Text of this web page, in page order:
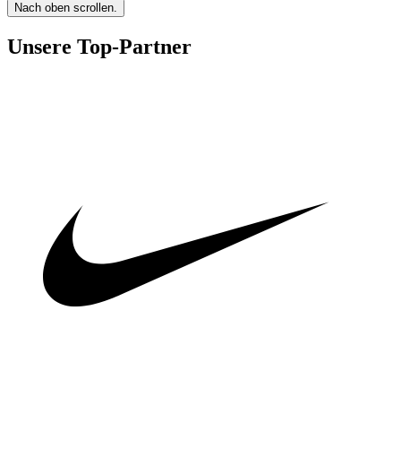
Nach oben scrollen.
Unsere Top-Partner